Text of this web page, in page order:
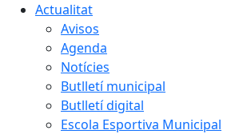
Actualitat
Avisos
Agenda
Notícies
Butlletí municipal
Butlletí digital
Escola Esportiva Municipal